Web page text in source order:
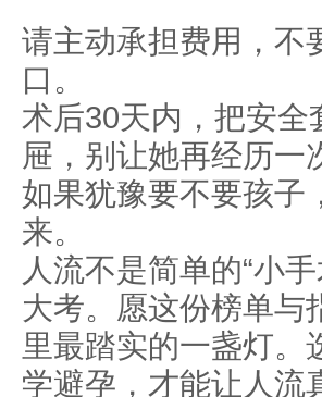
请主动承担费用，不
口。
术后30天内，把安
屉，别让她再经历一
如果犹豫要不要孩子
来。
人流不是简单的“小
大考。愿这份榜单与
里最踏实的一盏灯。
学避孕，才能让人流